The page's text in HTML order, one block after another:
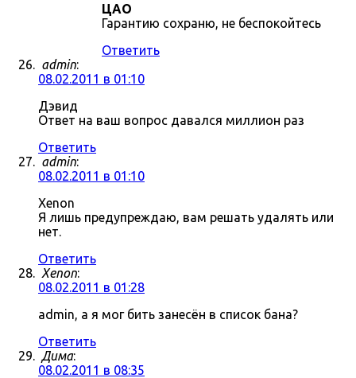
ЦАО
Гарантию сохраню, не беспокойтесь
Ответить
admin:
08.02.2011 в 01:10
Дэвид
Ответ на ваш вопрос давался миллион раз
Ответить
admin:
08.02.2011 в 01:10
Xenon
Я лишь предупреждаю, вам решать удалять или
нет.
Ответить
Xenon:
08.02.2011 в 01:28
admin, а я мог бить занесён в список бана?
Ответить
Дима:
08.02.2011 в 08:35